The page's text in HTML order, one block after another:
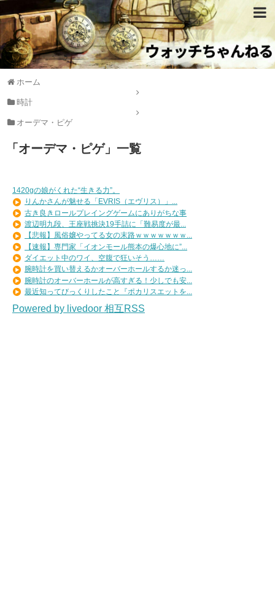
ホーム
時計
オーデマ・ピゲ
「 オーデマ・ピゲ」 一覧
1420gの娘がくれた“生きる力”。
りんかさんが魅せる「EVRIS（エヴリス）」...
古き良きロールプレイングゲームにありがちな事
渡辺明九段、王座戦挑決19手詰に「難易度が最...
【悲報】風俗嬢やってる女の末路ｗｗｗｗｗｗｗ...
【速報】専門家「イオンモール熊本の爆心地に”...
ダイエット中のワイ、空腹で狂いそう……
腕時計を買い替えるかオーバーホールするか迷っ...
腕時計のオーバーホールが高すぎる！少しでも安...
最近知ってびっくりしたこと『ポカリスエットを...
Powered by livedoor 相互RSS